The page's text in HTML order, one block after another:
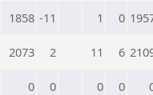
1858 -11 1 0
2073 2 11 6
0 0 0 0